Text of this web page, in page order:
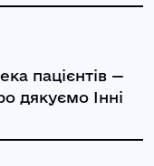
пацієнтів —
дякуємо Інні